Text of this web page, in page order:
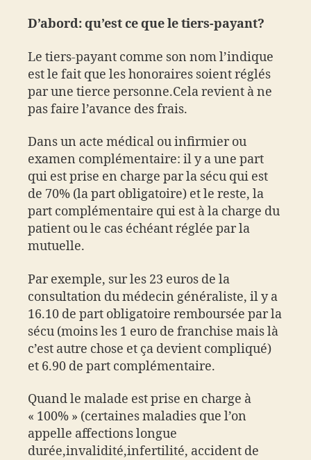
D’abord: qu’est ce que le tiers-payant?
Le tiers-payant comme son nom l’indique
est le fait que les honoraires soient réglés
par une tierce personne.Cela revient à ne
pas faire l’avance des frais.
Dans un acte médical ou infirmier ou
examen complémentaire: il y a une part
qui est prise en charge par la sécu qui est
de 70% (la part obligatoire) et le reste, la
part complémentaire qui est à la charge du
patient ou le cas échéant réglée par la
mutuelle.
Par exemple, sur les 23 euros de la
consultation du médecin généraliste, il y a
16.10 de part obligatoire remboursée par la
sécu (moins les 1 euro de franchise mais là
c’est autre chose et ça devient compliqué)
et 6.90 de part complémentaire.
Quand le malade est prise en charge à
« 100% » (certaines maladies que l’on
appelle affections longue
durée,invalidité,infertilité, accident de